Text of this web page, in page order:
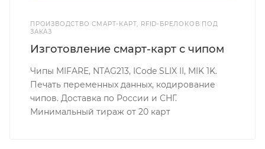
ПРОИЗВОДСТВО СМАРТ-КАРТ, RFID-БРЕЛОКОВ ПОД
ЗАКАЗ
Изготовление смарт-карт с чипом
Чипы MIFARE, NTAG213, ICode SLIX II, MIK 1K.
Печать переменных данных, кодирование
чипов. Доставка по России и СНГ.
Минимальный тираж от 20 карт